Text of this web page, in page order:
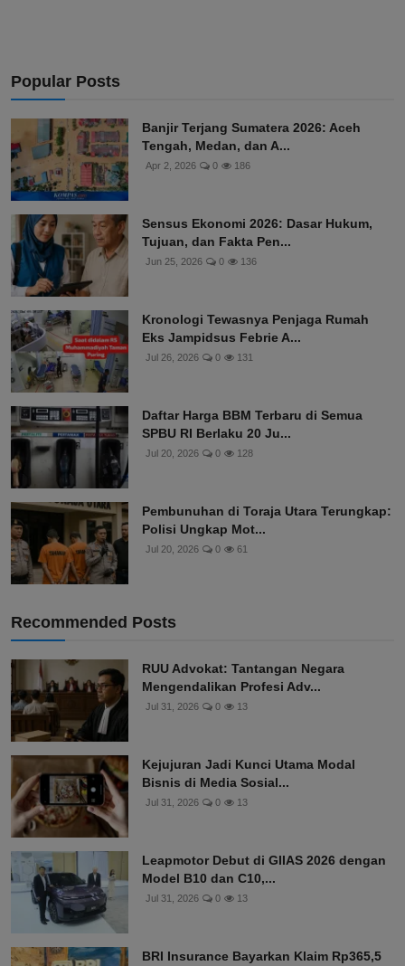
Popular Posts
Banjir Terjang Sumatera 2026: Aceh
Tengah, Medan, dan A...
Apr 2, 2026 0 186
Sensus Ekonomi 2026: Dasar Hukum,
Tujuan, dan Fakta Pen...
Jun 25, 2026 0 136
Kronologi Tewasnya Penjaga Rumah
Eks Jampidsus Febrie A...
Jul 26, 2026 0 131
Daftar Harga BBM Terbaru di Semua
SPBU RI Berlaku 20 Ju...
Jul 20, 2026 0 128
Pembunuhan di Toraja Utara Terungkap:
Polisi Ungkap Mot...
Jul 20, 2026 0 61
Recommended Posts
RUU Advokat: Tantangan Negara
Mengendalikan Profesi Adv...
Jul 31, 2026 0 13
Kejujuran Jadi Kunci Utama Modal
Bisnis di Media Sosial...
Jul 31, 2026 0 13
Leapmotor Debut di GIIAS 2026 dengan
Model B10 dan C10,...
Jul 31, 2026 0 13
BRI Insurance Bayarkan Klaim Rp365,5